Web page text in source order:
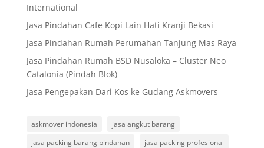
International
Jasa Pindahan Cafe Kopi Lain Hati Kranji Bekasi
Jasa Pindahan Rumah Perumahan Tanjung Mas Raya
Jasa Pindahan Rumah BSD Nusaloka – Cluster Neo
Catalonia (Pindah Blok)
Jasa Pengepakan Dari Kos ke Gudang Askmovers
askmover indonesia
jasa angkut barang
jasa packing barang pindahan
jasa packing profesional